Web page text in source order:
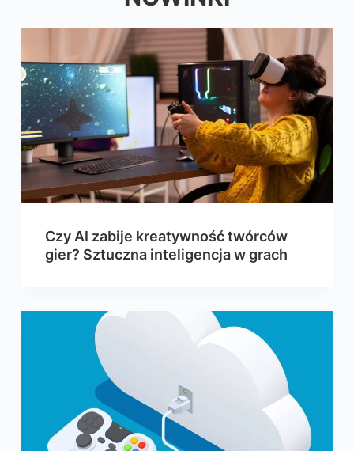
Czy AI zabije kreatywność twórców
gier? Sztuczna inteligencja w grach